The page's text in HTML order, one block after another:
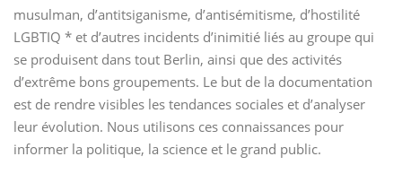
musulman, d’antitsiganisme, d’antisémitisme, d’hostilité
LGBTIQ * et d’autres incidents d’inimitié liés au groupe qui
se produisent dans tout Berlin, ainsi que des activités
d’extrême bons groupements. Le but de la documentation
est de rendre visibles les tendances sociales et d’analyser
leur évolution. Nous utilisons ces connaissances pour
informer la politique, la science et le grand public.